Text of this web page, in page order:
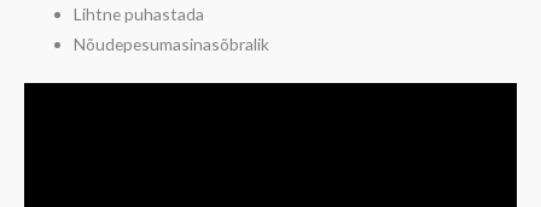
Lihtne puhastada
Nõudepesumasinasõbralik